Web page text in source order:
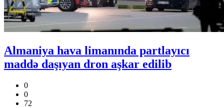
Almaniya hava limanında partlayıcı
maddə daşıyan dron aşkar edilib
0
0
72